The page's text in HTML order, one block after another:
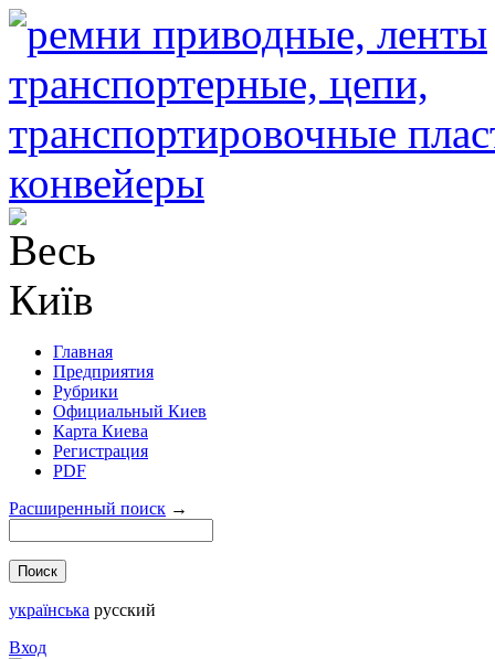
Главная
Предприятия
Рубрики
Официальный Киев
Карта Киева
Регистрация
PDF
Расширенный поиск →
українська русский
Вход